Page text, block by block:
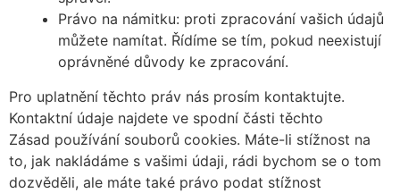
Právo na námitku: proti zpracování vašich údajů
můžete namítat. Řídíme se tím, pokud neexistují
oprávněné důvody ke zpracování.
Pro uplatnění těchto práv nás prosím kontaktujte.
Kontaktní údaje najdete ve spodní části těchto
Zásad používání souborů cookies. Máte-li stížnost na
to, jak nakládáme s vašimi údaji, rádi bychom se o tom
dozvěděli, ale máte také právo podat stížnost